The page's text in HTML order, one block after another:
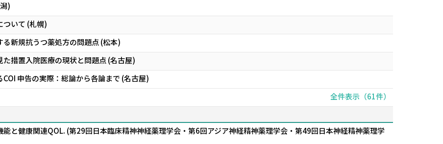
)
ついて (札幌)
新規抗うつ薬処方の問題点 (松本)
た措置入院医療の現状と問題点 (名古屋)
申告の実際：総論から各論まで (名古屋)
全件表示（61件）
と健康関連QOL. (第29回日本臨床精神神経薬理学会・第6回アジア神経精神薬理学会・第49回日本神経精神薬理学